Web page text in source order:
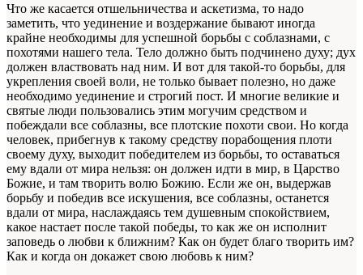
Что же касается отшельничества и аскетизма, то надо
заметить, что уединение и воздержание бывают иногда
крайне необходимы для успешной борьбы с соблазнами, с
похотями нашего тела. Тело должно быть подчинено духу; дух
должен властвовать над ним. И вот для такой-то борьбы, для
укрепления своей воли, не только бывает полезно, но даже
необходимо уединение и строгий пост. И многие великие и
святые люди пользовались этим могучим средством и
побеждали все соблазны, все плотские похоти свои. Но когда
человек, прибегнув к такому средству порабощения плоти
своему духу, выходит победителем из борьбы, то оставаться
ему вдали от мира нельзя: он должен идти в мир, в Царство
Божие, и там творить волю Божию. Если же он, выдержав
борьбу и победив все искушения, все соблазны, останется
вдали от мира, наслаждаясь тем душевным спокойствием,
какое настает после такой победы, то как же он исполнит
заповедь о любви к ближним? Как он будет благо творить им?
Как и когда он докажет свою любовь к ним?